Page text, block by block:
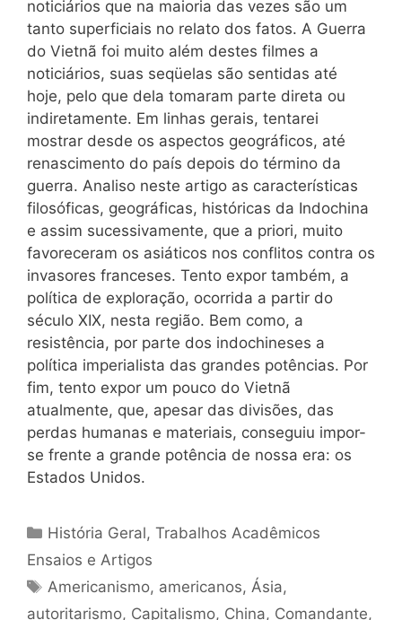
noticiários que na maioria das vezes são um
tanto superficiais no relato dos fatos. A Guerra
do Vietnã foi muito além destes filmes a
noticiários, suas seqüelas são sentidas até
hoje, pelo que dela tomaram parte direta ou
indiretamente. Em linhas gerais, tentarei
mostrar desde os aspectos geográficos, até
renascimento do país depois do término da
guerra. Analiso neste artigo as características
filosóficas, geográficas, históricas da Indochina
e assim sucessivamente, que a priori, muito
favoreceram os asiáticos nos conflitos contra os
invasores franceses. Tento expor também, a
política de exploração, ocorrida a partir do
século XIX, nesta região. Bem como, a
resistência, por parte dos indochineses a
política imperialista das grandes potências. Por
fim, tento expor um pouco do Vietnã
atualmente, que, apesar das divisões, das
perdas humanas e materiais, conseguiu impor-
se frente a grande potência de nossa era: os
Estados Unidos.
Categorias
História Geral,Trabalhos Acadêmicos
Ensaios e Artigos
Tags
Americanismo, americanos,Ásia,
autoritarismo, Capitalismo, China, Comandante,